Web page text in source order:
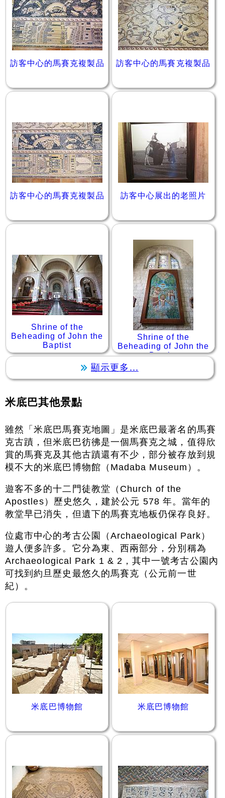
訪客中心的馬賽克複製品 訪客中心的馬賽克複製品
訪客中心的馬賽克複製品 訪客中心展出的老照片
Shrine of the
Beheading of John the
Baptist
Shrine of the
Beheading of John the
Baptist
顯示更多...
米底巴其他景點
雖然「米底巴馬賽克地圖」是米底巴最著名的馬賽
克古蹟，但米底巴彷彿是一個馬賽克之城，值得欣
賞的馬賽克及其他古蹟還有不少，部分被存放到規
模不大的米底巴博物館（Madaba Museum）。
遊客不多的十二門徒教堂（Church of the
Apostles）歷史悠久，建於公元 578 年。當年的
教堂早已消失，但遺下的馬賽克地板仍保存良好。
位處市中心的考古公園（Archaeological Park）
遊人便多許多。它分為東、西兩部分，分別稱為
Archaeological Park 1 & 2，其中一號考古公園內
可找到約旦歷史最悠久的馬賽克（公元前一世
紀）。
米底巴博物館 米底巴博物館